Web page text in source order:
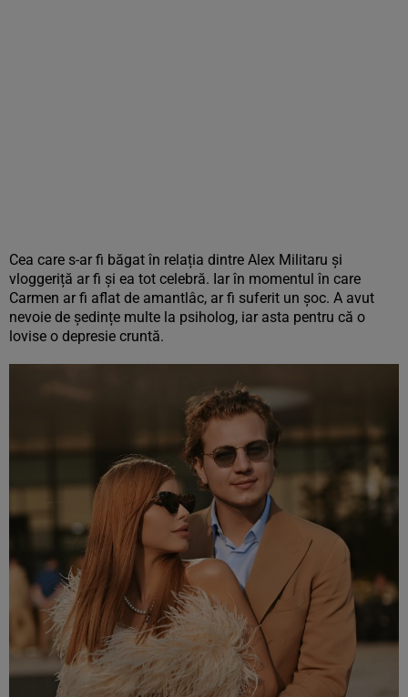
Cea care s-ar fi băgat în relația dintre Alex Militaru și
vloggeriță ar fi și ea tot celebră. Iar în momentul în care
Carmen ar fi aflat de amantlâc, ar fi suferit un șoc. A avut
nevoie de ședințe multe la psiholog, iar asta pentru că o
lovise o depresie cruntă.